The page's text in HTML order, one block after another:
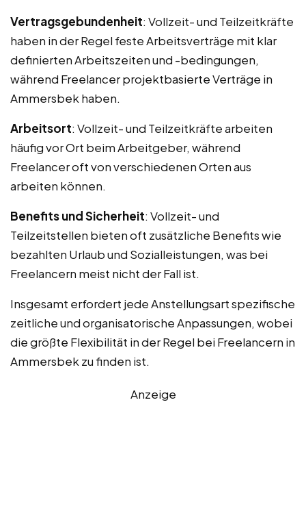
Vertragsgebundenheit: Vollzeit- und Teilzeitkräfte
haben in der Regel feste Arbeitsverträge mit klar
definierten Arbeitszeiten und -bedingungen,
während Freelancer projektbasierte Verträge in
Ammersbek haben.
Arbeitsort: Vollzeit- und Teilzeitkräfte arbeiten
häufig vor Ort beim Arbeitgeber, während
Freelancer oft von verschiedenen Orten aus
arbeiten können.
Benefits und Sicherheit: Vollzeit- und
Teilzeitstellen bieten oft zusätzliche Benefits wie
bezahlten Urlaub und Sozialleistungen, was bei
Freelancern meist nicht der Fall ist.
Insgesamt erfordert jede Anstellungsart spezifische
zeitliche und organisatorische Anpassungen, wobei
die größte Flexibilität in der Regel bei Freelancern in
Ammersbek zu finden ist.
Anzeige